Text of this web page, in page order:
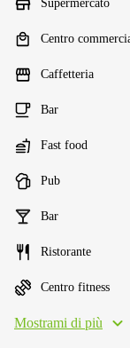
Supermercato
Centro
Caffetteria
Bar
Fast food
Pub
Bar
Ristorante
Centro fitness
Mostrami di più